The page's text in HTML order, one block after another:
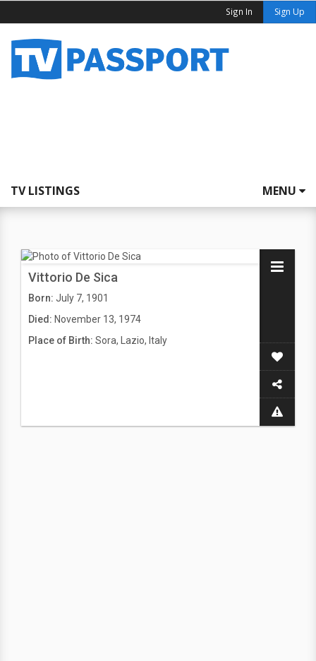
Sign In Sign Up
TV LISTINGS MENU
Vittorio De Sica
Born: July 7, 1901
Died: November 13, 1974
Place of Birth: Sora, Lazio, Italy